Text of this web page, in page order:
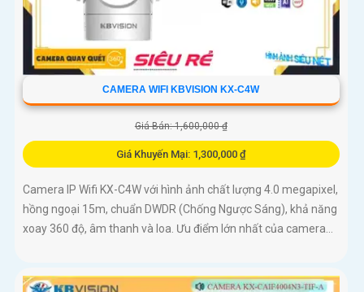
CAMERA WIFI KBVISION KX-C4W
Giá Bán: 1,600,000 ₫
Giá Khuyến Mại: 1,300,000 ₫
Camera IP Wifi KX-C4W với hình ảnh chất lượng 4.0 megapixel,
hồng ngoại 15m, chuẩn DWDR (Chống Ngược Sáng), khả năng
xoay 360 độ, âm thanh và loa. Ưu điểm lớn nhất của camera...